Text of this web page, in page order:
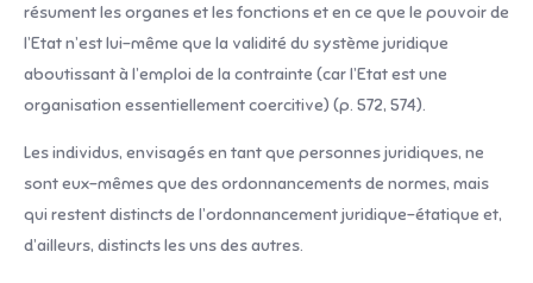
résument les organes et les fonctions et en ce que le pouvoir de
l’Etat n’est lui-même que la validité du système juridique
aboutissant à l’emploi de la contrainte (car l’Etat est une
organisation essentiellement coercitive) (p. 572, 574).
Les individus, envisagés en tant que personnes juridiques, ne
sont eux-mêmes que des ordonnancements de normes, mais
qui restent distincts de l’ordonnancement juridique-étatique et,
d’ailleurs, distincts les uns des autres.